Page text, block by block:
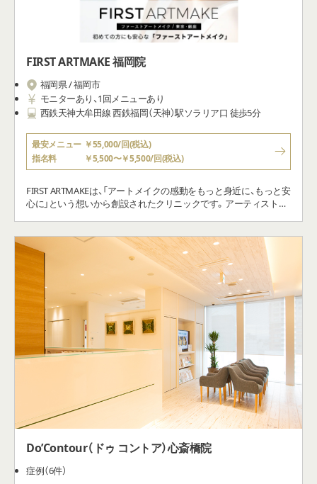
FIRST ARTMAKE 福岡院
福岡県 / 福岡市
モニターあり、1回メニューあり
西鉄天神大牟田線 西鉄福岡（天神）駅ソラリア口 徒歩5分
最安メニュー ￥55,000/回(税込)
指名料
￥5,500〜￥5,500/回(税込)
FIRST ARTMAKEは、「アートメイクの感動をもっと身近に、もっと安
心に」という想いから創設されたクリニックです。アーティストが
Do’Contour（ドゥ コントア）心斎橋院
症例（6件）